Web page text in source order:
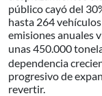
público cayó del
hasta 264
emisiones anuales
unas 450.000
dependencia
progresivo de
revertir.